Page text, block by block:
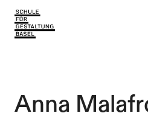
Einblicke
Aktuell
Lernen &
Anna